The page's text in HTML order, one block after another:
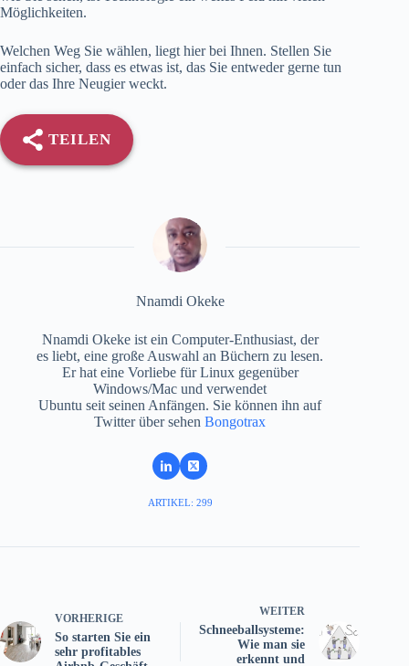
Möglichkeiten.
Welchen Weg Sie wählen, liegt hier bei Ihnen. Stellen Sie
einfach sicher, dass es etwas ist, das Sie entweder gerne tun
oder das Ihre Neugier weckt.
TEILEN
Nnamdi Okeke
Nnamdi Okeke ist ein Computer-Enthusiast, der
es liebt, eine große Auswahl an Büchern zu lesen.
Er hat eine Vorliebe für Linux gegenüber
Windows/Mac und verwendet
Ubuntu seit seinen Anfängen. Sie können ihn auf
Twitter über sehenBongotrax
ARTIKEL: 299
VORHERIGE
So starten Sie ein
sehr profitables
WEITER
Schneeballsysteme:
Wie man sie
erkennt und